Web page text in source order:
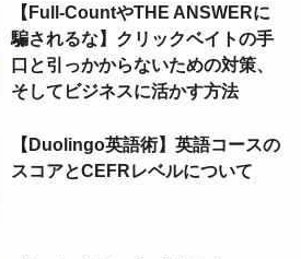
【Full-CountやTHE ANSWERに
騙されるな】クリックベイトの手
口と引っかからないための対策、
そしてビジネスに活かす方法
【Duolingo英語術】英語コースの
スコアとCEFRレベルについて